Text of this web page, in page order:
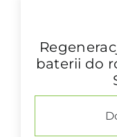
baterii do